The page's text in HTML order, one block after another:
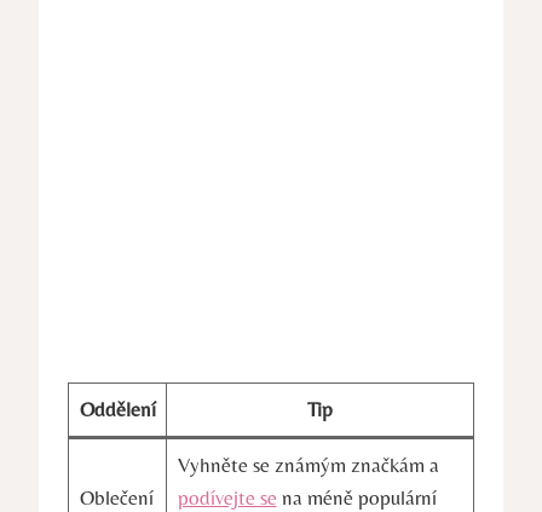
Oddělení Tip
Oblečení
Vyhněte se známým značkám a
podívejte se na méně populární